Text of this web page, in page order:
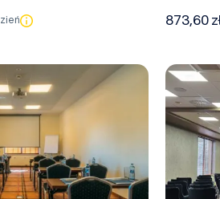
873,60
Sala A+B